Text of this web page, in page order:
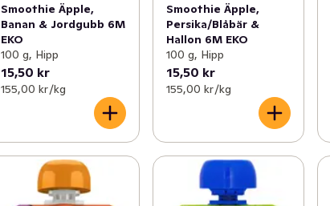
Smoothie Äpple,
Banan & Jordgubb 6M
EKO
100 g, Hipp
15,50 kr
155,00 kr /kg
Smoothie Äpple,
Persika/Blåbär &
Hallon 6M EKO
100 g, Hipp
15,50 kr
155,00 kr /kg